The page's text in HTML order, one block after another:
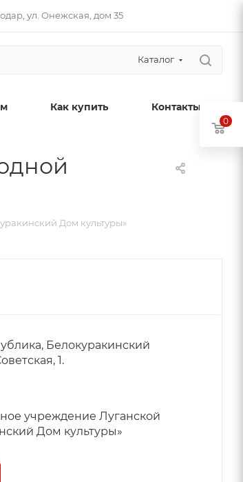
ул. Онежская, дом 35
Каталог
Как купить Контакты
Дом культуры»
Белокуракинский
1.
учреждение Луганской
Дом культуры»
0